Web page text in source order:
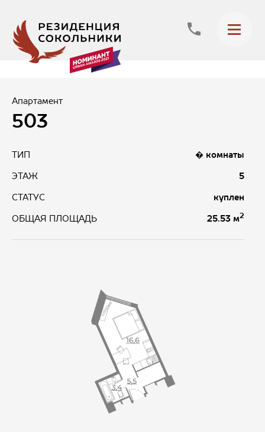
Апартамент
503
ТИП � комнаты
ЭТАЖ 5
СТАТУС куплен
ОБЩАЯ ПЛОЩАДЬ 25.53 м2